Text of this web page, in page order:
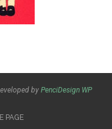
by PenciDesign WP
PAGE